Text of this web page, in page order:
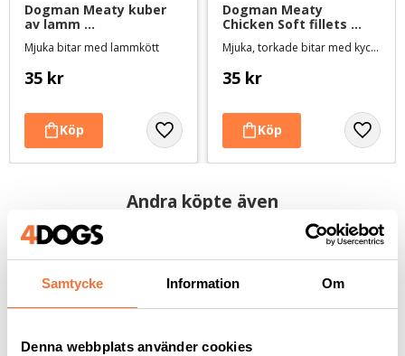
Samtycke Information Om
Denna webbplats använder cookies
Dogman Meaty kuber
av lamm
belöningsgodis - 80 g
Mjuka bitar med lammkött
35 kr
Dogman Meaty
Chicken Soft fillets
belöningsgodis - 80 g
Mjuka, torkade bitar med kycklingkött
35 kr
Andra köpte även